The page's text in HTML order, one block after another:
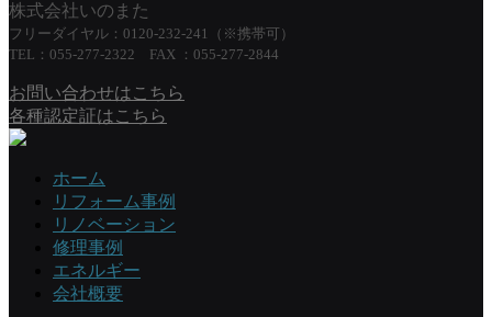
株式会社いのまた
フリーダイヤル：0120-232-241（※携帯可）
TEL：055-277-2322 FAX ：055-277-2844
お問い合わせはこちら
各種認定証はこちら
ホーム
リフォーム事例
リノベーション
修理事例
エネルギー
会社概要